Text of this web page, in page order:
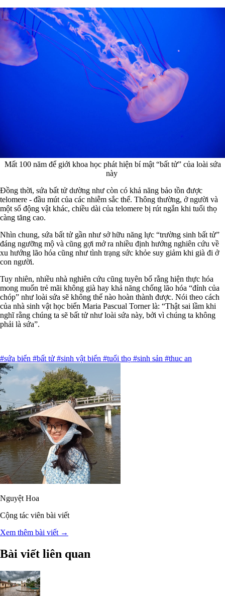
Mất 100 năm để giới khoa học phát hiện bí mật “bất tử” của loài sứa
này
Đồng thời, sứa bất tử dường như còn có khả năng bảo tồn được
telomere - đầu mút của các nhiễm sắc thể. Thông thường, ở người và
một số động vật khác, chiều dài của telomere bị rút ngắn khi tuổi thọ
càng tăng cao.
Nhìn chung, sứa bất tử gần như sở hữu năng lực “trường sinh bất tử”
đáng ngưỡng mộ và cũng gợi mở ra nhiều định hướng nghiên cứu về
xu hướng lão hóa cũng như tình trạng sức khỏe suy giảm khi già đi ở
con người.
Tuy nhiên, nhiều nhà nghiên cứu cũng tuyên bố rằng hiện thực hóa
mong muốn trẻ mãi không già hay khả năng chống lão hóa “đỉnh của
chóp” như loài sứa sẽ không thể nào hoàn thành được. Nói theo cách
của nhà sinh vật học biển Maria Pascual Torner là: “Thật sai lầm khi
nghĩ rằng chúng ta sẽ bất tử như loài sứa này, bởi vì chúng ta không
phải là sứa”.
#sứa biển #bất tử #sinh vật biển #tuổi thọ #sinh sản #thuc an
Nguyệt Hoa
Cộng tác viên bài viết
Xem thêm bài viết →
Bài viết liên quan